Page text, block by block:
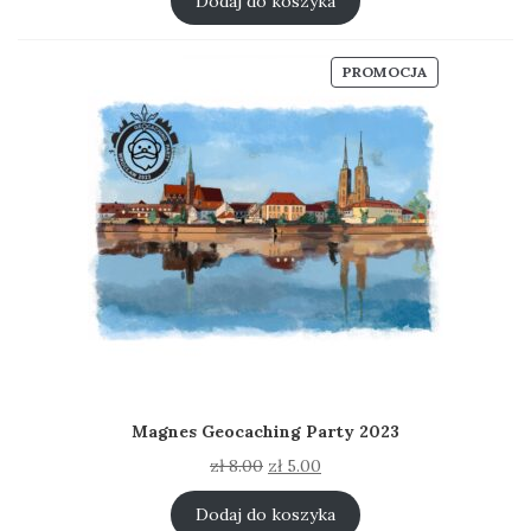
PROMOCJAPRODUKT
W
PROMOCJI
Magnes Geocaching Party 2023
zł8.00 Pierwotna
cena
wynosiła:
zł5.00
cena
wynosi:
Dodaj do koszyka